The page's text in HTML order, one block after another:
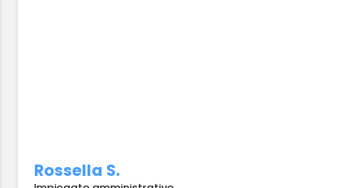
Rossella S.